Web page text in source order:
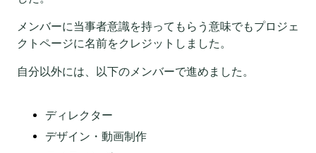
メンバーに当事者意識を持ってもらう意味でもプロジェ
クトページに名前をクレジットしました。
自分以外には、以下のメンバーで進めました。
ディレクター
デザイン・動画制作